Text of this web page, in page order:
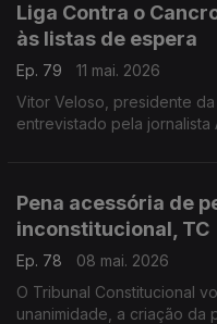
Liga Contra o
às listas de espera
Ep. 79
11 mai. 2026
Vitor Veloso, presidente
entrevistado pela jornalista
Pena acessória de
inconstitucional, TC
Ep. 78
08 mai. 2026
O Tribunal Constitucional
unanimidade, a criação da